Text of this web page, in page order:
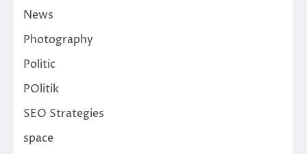
News
Photography
Politic
POlitik
SEO Strategies
space